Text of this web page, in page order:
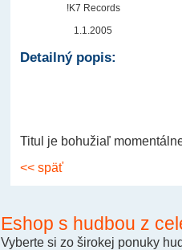
!K7 Records
1.1.2005
Detailný popis:
Titul je bohužiaľ
<< späť
Eshop s hudbou z
Vyberte si zo širokej ponuky